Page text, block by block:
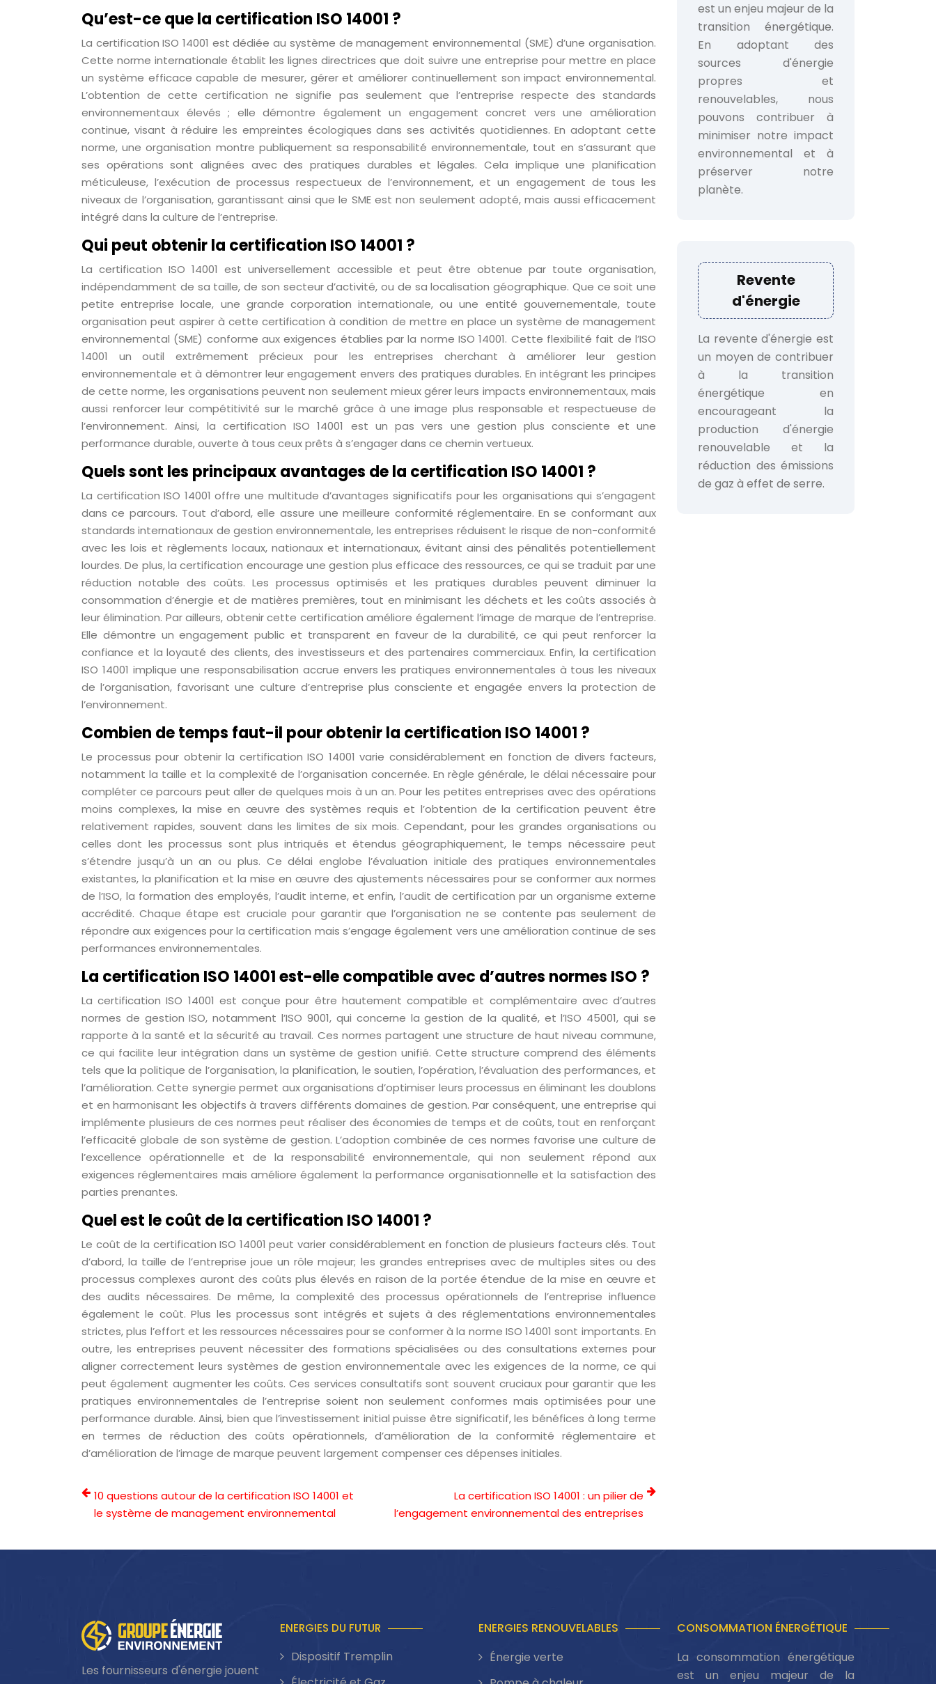
Qu’est-ce que la certification ISO 14001 ?
La certification ISO 14001 est dédiée au système de management environnemental (SME) d’une organisation.
Cette norme internationale établit les lignes directrices que doit suivre une entreprise pour mettre en place
un système efficace capable de mesurer, gérer et améliorer continuellement son impact environnemental.
L’obtention de cette certification ne signifie pas seulement que l’entreprise respecte des standards
environnementaux élevés ; elle démontre également un engagement concret vers une amélioration
continue, visant à réduire les empreintes écologiques dans ses activités quotidiennes. En adoptant cette
norme, une organisation montre publiquement sa responsabilité environnementale, tout en s’assurant que
ses opérations sont alignées avec des pratiques durables et légales. Cela implique une planification
méticuleuse, l’exécution de processus respectueux de l’environnement, et un engagement de tous les
niveaux de l’organisation, garantissant ainsi que le SME est non seulement adopté, mais aussi efficacement
intégré dans la culture de l’entreprise.
Qui peut obtenir la certification ISO 14001 ?
La certification ISO 14001 est universellement accessible et peut être obtenue par toute organisation,
indépendamment de sa taille, de son secteur d’activité, ou de sa localisation géographique. Que ce soit une
petite entreprise locale, une grande corporation internationale, ou une entité gouvernementale, toute
organisation peut aspirer à cette certification à condition de mettre en place un système de management
environnemental (SME) conforme aux exigences établies par la norme ISO 14001. Cette flexibilité fait de l’ISO
14001 un outil extrêmement précieux pour les entreprises cherchant à améliorer leur gestion
environnementale et à démontrer leur engagement envers des pratiques durables. En intégrant les principes
de cette norme, les organisations peuvent non seulement mieux gérer leurs impacts environnementaux, mais
aussi renforcer leur compétitivité sur le marché grâce à une image plus responsable et respectueuse de
l’environnement. Ainsi, la certification ISO 14001 est un pas vers une gestion plus consciente et une
performance durable, ouverte à tous ceux prêts à s’engager dans ce chemin vertueux.
Quels sont les principaux avantages de la certification ISO 14001 ?
La certification ISO 14001 offre une multitude d’avantages significatifs pour les organisations qui s’engagent
dans ce parcours. Tout d’abord, elle assure une meilleure conformité réglementaire. En se conformant aux
standards internationaux de gestion environnementale, les entreprises réduisent le risque de non-conformité
avec les lois et règlements locaux, nationaux et internationaux, évitant ainsi des pénalités potentiellement
lourdes. De plus, la certification encourage une gestion plus efficace des ressources, ce qui se traduit par une
réduction notable des coûts. Les processus optimisés et les pratiques durables peuvent diminuer la
consommation d’énergie et de matières premières, tout en minimisant les déchets et les coûts associés à
leur élimination. Par ailleurs, obtenir cette certification améliore également l’image de marque de l’entreprise.
Elle démontre un engagement public et transparent en faveur de la durabilité, ce qui peut renforcer la
confiance et la loyauté des clients, des investisseurs et des partenaires commerciaux. Enfin, la certification
ISO 14001 implique une responsabilisation accrue envers les pratiques environnementales à tous les niveaux
de l’organisation, favorisant une culture d’entreprise plus consciente et engagée envers la protection de
l’environnement.
Combien de temps faut-il pour obtenir la certification ISO 14001 ?
Le processus pour obtenir la certification ISO 14001 varie considérablement en fonction de divers facteurs,
notamment la taille et la complexité de l’organisation concernée. En règle générale, le délai nécessaire pour
compléter ce parcours peut aller de quelques mois à un an. Pour les petites entreprises avec des opérations
moins complexes, la mise en œuvre des systèmes requis et l’obtention de la certification peuvent être
relativement rapides, souvent dans les limites de six mois. Cependant, pour les grandes organisations ou
celles dont les processus sont plus intriqués et étendus géographiquement, le temps nécessaire peut
s’étendre jusqu’à un an ou plus. Ce délai englobe l’évaluation initiale des pratiques environnementales
existantes, la planification et la mise en œuvre des ajustements nécessaires pour se conformer aux normes
de l’ISO, la formation des employés, l’audit interne, et enfin, l’audit de certification par un organisme externe
accrédité. Chaque étape est cruciale pour garantir que l’organisation ne se contente pas seulement de
répondre aux exigences pour la certification mais s’engage également vers une amélioration continue de ses
performances environnementales.
La certification ISO 14001 est-elle compatible avec d’autres normes ISO ?
La certification ISO 14001 est conçue pour être hautement compatible et complémentaire avec d’autres
normes de gestion ISO, notamment l’ISO 9001, qui concerne la gestion de la qualité, et l’ISO 45001, qui se
rapporte à la santé et la sécurité au travail. Ces normes partagent une structure de haut niveau commune,
ce qui facilite leur intégration dans un système de gestion unifié. Cette structure comprend des éléments
tels que la politique de l’organisation, la planification, le soutien, l’opération, l’évaluation des performances, et
l’amélioration. Cette synergie permet aux organisations d’optimiser leurs processus en éliminant les doublons
et en harmonisant les objectifs à travers différents domaines de gestion. Par conséquent, une entreprise qui
implémente plusieurs de ces normes peut réaliser des économies de temps et de coûts, tout en renforçant
l’efficacité globale de son système de gestion. L’adoption combinée de ces normes favorise une culture de
l’excellence opérationnelle et de la responsabilité environnementale, qui non seulement répond aux
exigences réglementaires mais améliore également la performance organisationnelle et la satisfaction des
parties prenantes.
Quel est le coût de la certification ISO 14001 ?
Le coût de la certification ISO 14001 peut varier considérablement en fonction de plusieurs facteurs clés. Tout
d’abord, la taille de l’entreprise joue un rôle majeur; les grandes entreprises avec de multiples sites ou des
processus complexes auront des coûts plus élevés en raison de la portée étendue de la mise en œuvre et
des audits nécessaires. De même, la complexité des processus opérationnels de l’entreprise influence
également le coût. Plus les processus sont intégrés et sujets à des réglementations environnementales
strictes, plus l’effort et les ressources nécessaires pour se conformer à la norme ISO 14001 sont importants. En
outre, les entreprises peuvent nécessiter des formations spécialisées ou des consultations externes pour
aligner correctement leurs systèmes de gestion environnementale avec les exigences de la norme, ce qui
peut également augmenter les coûts. Ces services consultatifs sont souvent cruciaux pour garantir que les
pratiques environnementales de l’entreprise soient non seulement conformes mais optimisées pour une
performance durable. Ainsi, bien que l’investissement initial puisse être significatif, les bénéfices à long terme
en termes de réduction des coûts opérationnels, d’amélioration de la conformité réglementaire et
d’amélioration de l’image de marque peuvent largement compenser ces dépenses initiales.
10 questions autour de la certification ISO 14001 et
le système de management environnemental
La certification ISO 14001 : un pilier de
l’engagement environnemental des entreprises
est un enjeu majeur de la
transition énergétique.
En adoptant des
sources d'énergie
propres et
renouvelables, nous
pouvons contribuer à
minimiser notre impact
environnemental et à
préserver notre
planète.
Revente
d'énergie
La revente d'énergie est
un moyen de contribuer
à la transition
énergétique en
encourageant la
production d'énergie
renouvelable et la
réduction des émissions
de gaz à effet de serre.
Les fournisseurs d'énergie jouent
ENERGIES DU FUTUR
Dispositif Tremplin
ENERGIES RENOUVELABLES
Énergie verte
CONSOMMATION ÉNERGÉTIQUE
La consommation énergétique
est un enjeu majeur de la